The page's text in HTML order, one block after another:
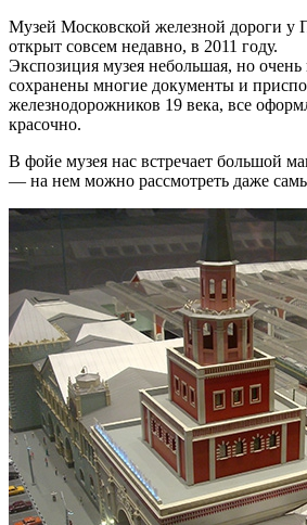
Музей Московской железной дороги у
открыт совсем недавно, в 2011 году.
Экспозиция музея небольшая, но
сохранены многие документы и
железнодорожников 19 века, все
красочно.
В фойе музея нас встречает большой
— на нем можно рассмотреть даже